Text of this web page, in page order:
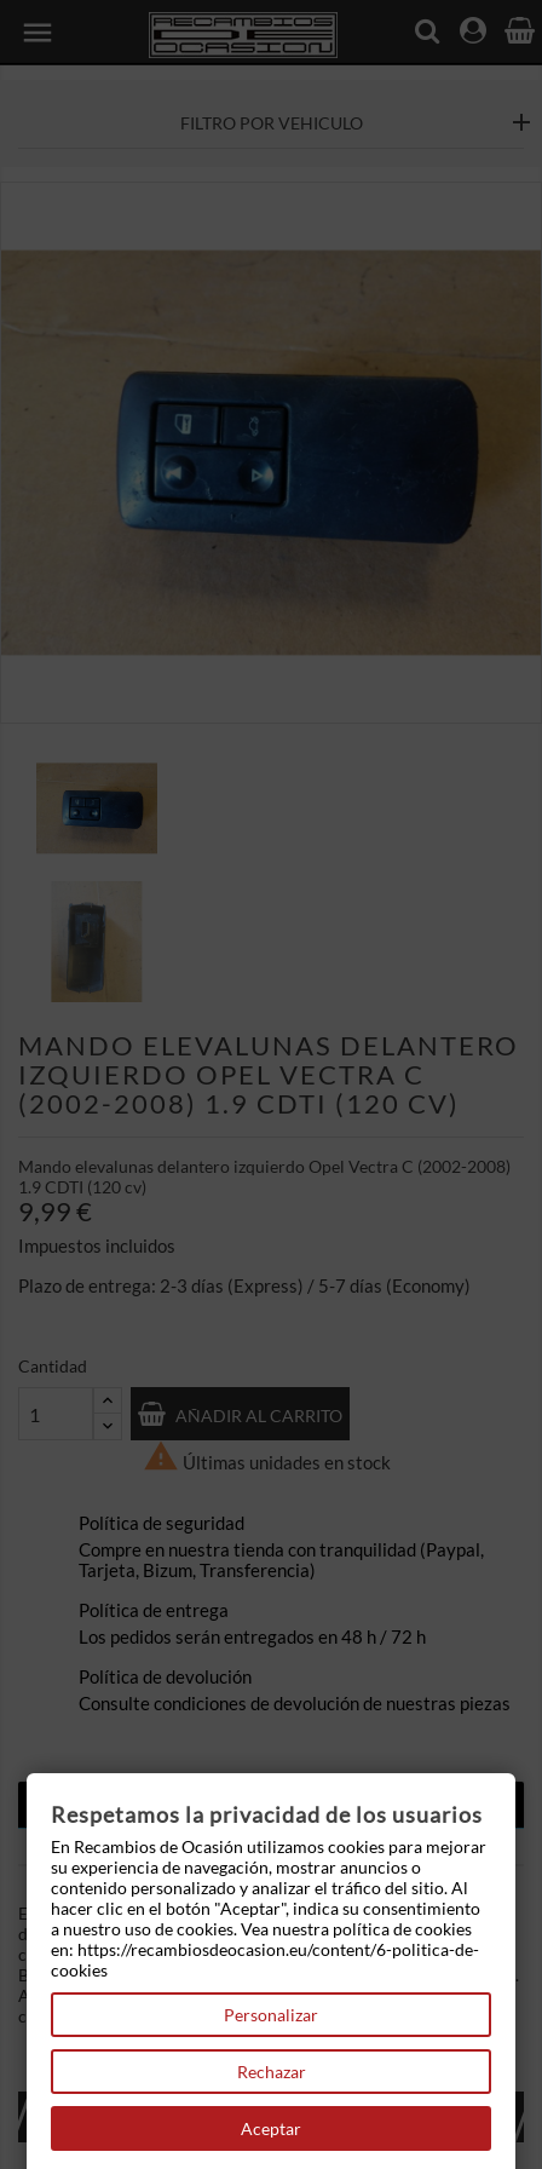

FILTRO POR VEHICULO
MANDO ELEVALUNAS DELANTERO
IZQUIERDO OPEL VECTRA C
(2002-2008) 1.9 CDTI (120 CV)
Mando elevalunas delantero izquierdo Opel Vectra C (2002-2008)
1.9 CDTI (120 cv)
9,99 €
Impuestos incluidos
Plazo de entrega: 2-3 días (Express) / 5-7 días (Economy)
Cantidad
AÑADIR AL CARRITO
 Últimas unidades en stock
Política de seguridad
Compre en nuestra tienda con tranquilidad (Paypal,
Tarjeta, Bizum, Transferencia)
Política de entrega
Los pedidos serán entregados en 48 h / 72 h
Política de devolución
Consulte condiciones de devolución de nuestras piezas
DESCRIPCIÓN
DETALLES DEL PRODUCTO
En Recambios de Ocasion disponemos de Mando elevalunas
delantero izquierdo Opel Vectra C (2002-2008) 1.9 CDTI (120
cv) .Referencia Interna: 06131527276740 - Ref: 09185958.
Botón de elevalunas con botón de cierre y apertura de maletero.
Ademas, disponemos de mas recambios, si tiene cualquier duda
consultenos.
16 OTROS PRODUCTOS EN LA MISMA
CATEGORÍA:
Respetamos la privacidad de los usuarios
En Recambios de Ocasión utilizamos cookies para mejorar
su experiencia de navegación, mostrar anuncios o
contenido personalizado y analizar el tráfico del sitio. Al
hacer clic en el botón "Aceptar", indica su consentimiento
a nuestro uso de cookies. Vea nuestra política de cookies
en: https://recambiosdeocasion.eu/content/6-politica-de-
cookies
Personalizar
Rechazar
Aceptar